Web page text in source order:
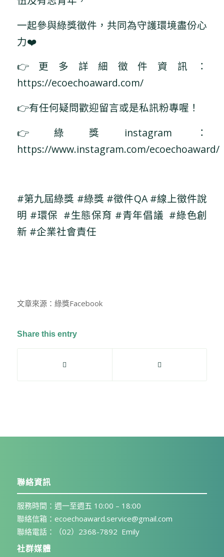
一起參與綠獎徵件，共同為守護環境盡份心
力❤️
👉更多詳細徵件資訊：
https://ecoechoaward.com/
👉有任何疑問歡迎留言或是私訊粉專喔！
👉綠獎instagram：
https://www.instagram.com/ecoechoaward/
#第九屆綠獎 #綠獎 #徵件QA #線上徵件說
明 #環保 #生態保育 #青年倡議 #綠色創
新 #企業社會責任
文章來源：綠獎Facebook
Share this entry
聯絡資訊
服務時間：週一至週五 10:00 – 18:00
聯絡信箱：ecoechoaward.service@gmail.com
聯絡電話：（02）2368-7892 Emily
社群媒體